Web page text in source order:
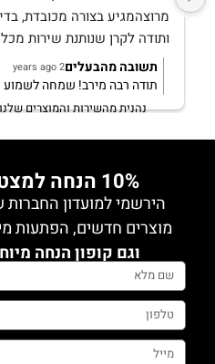
ותודה לקרן שנותנת שירות
תשובה מהבעלים2 years ago
תודה רבה מירב! שמחה לשמוע
נהנית מהשירות והמוצרים
10% הנחה למצטרפות חדשות!
הירשמי למועדון החברות
מוצרים חדשים, הפתעות
וגם קופון הנחה